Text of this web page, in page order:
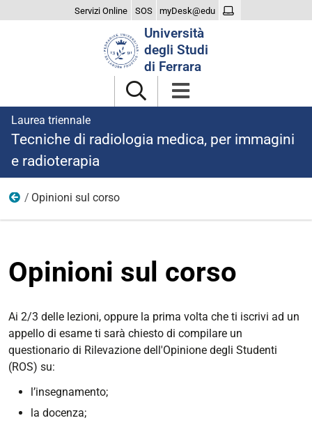
Servizi Online SOS myDesk@edu
Università
degli Studi
di Ferrara
Laurea triennale
Tecniche di radiologia medica, per immagini
e radioterapia
Il Corso
Opinioni sul corso
Opinioni sul corso
Ai 2/3 delle lezioni, oppure la prima volta che ti iscrivi ad un
appello di esame ti sarà chiesto di compilare un
questionario di Rilevazione dell'Opinione degli Studenti
(ROS) su:
l’insegnamento;
la docenza;